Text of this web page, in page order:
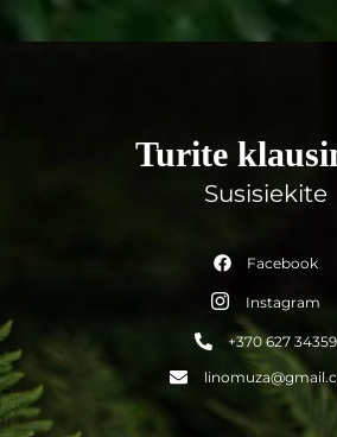
Turite
Susisiekite
Facebook
Instagram
+370 627 34359